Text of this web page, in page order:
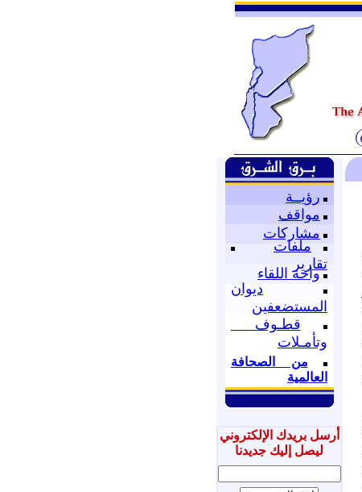
رؤيــة
مواقف
مشاركات
ملفات
تقارير
واحة اللقاء
ديوان
المستضعفين
قطـوف
وتأمـلات
من الصحافة
العالمية
أرسل بريدك الإلكتروني
ليصل إليك جديدنا